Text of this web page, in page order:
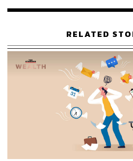
https://www.cnbc.com/2023/
ewer-than-550-full-time-
สามารถติดตาม THE
ผ่านแอปพลิเคชันต่างๆ ที่คุณสะดวกห
RELATED